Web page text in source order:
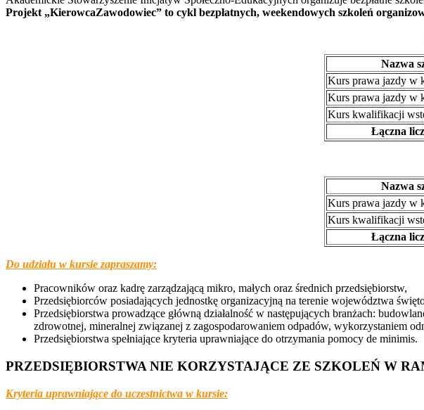
Projekt „KierowcaZawodowiec” to cykl bezpłatnych, weekendowych szkoleń
Nazwa
Kurs prawa jazdy w
Kurs prawa jazdy w
Kurs kwalifikacji
Łączna
Nazwa
Kurs prawa jazdy w
Kurs kwalifikacji
Łączna
Do udziału w kursie zapraszamy:
Pracowników oraz kadrę zarządzającą mikro, małych oraz średnich przedsiębiorstw,
Przedsiębiorców posiadających jednostkę organizacyjną na terenie województwa
Przedsiębiorstwa prowadzące główną działalność w następujących branżach:
zdrowotnej, mineralnej związanej z zagospodarowaniem odpadów, wykorzystaniem
Przedsiębiorstwa spełniające kryteria uprawniające do otrzymania pomocy de minimis.
PRZEDSIĘBIORSTWA NIE KORZYSTAJĄCE ZE SZKOLEŃ W
Kryteria uprawniające do uczestnictwa w kursie: